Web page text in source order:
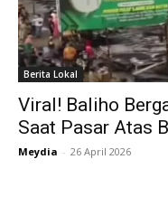
Berita Lokal
Viral! Baliho
Saat Pasar Atas
Meydia - 26 April 2026